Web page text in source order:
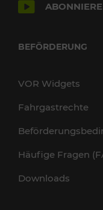
BEFÖRDERUNG
VOR Widgets
Fahrgastrechte
Häufige Fragen
Downloads